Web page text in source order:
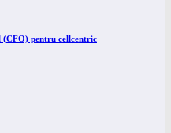
pentru cellcentric